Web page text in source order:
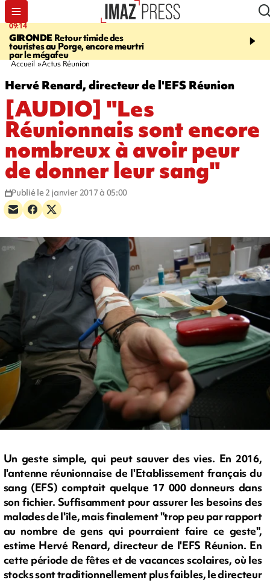
Retour timide des
au Porge, encore meurtri
le mégafeu
08:26
Cascade blanche,
rencontre d'un géant de
Accueil Actus Réunion
Hervé Renard, directeur de l'EFS Réunion
[AUDIO] "Les
Réunionnais sont encore
nombreux à avoir peur
de donner leur sang"
Publié le 2 janvier 2017 à 05:00
Un geste simple, qui peut sauver des vies. En 2016,
l'antenne réunionnaise de l'Etablissement français du
sang (EFS) comptait quelque 17 000 donneurs dans
son fichier. Suffisamment pour assurer les besoins des
malades de l'île, mais finalement "trop peu par rapport
au nombre de gens qui pourraient faire ce geste",
estime Hervé Renard, directeur de l'EFS Réunion. En
cette période de fêtes et de vacances scolaires, où les
stocks sont traditionnellement plus faibles, le directeur